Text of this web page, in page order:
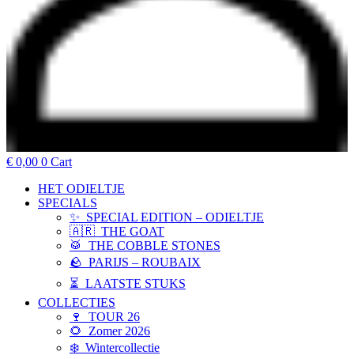
€ 0,00 0 Cart
HET ODIELTJE
SPECIALS
✨ SPECIAL EDITION – ODIELTJE
🇦🇷 THE GOAT
🥁 THE COBBLE STONES
🪨 PARIJS – ROUBAIX
⏳ LAATSTE STUKS
COLLECTIES
🍷 TOUR 26
🌻 Zomer 2026
❄️ Wintercollectie